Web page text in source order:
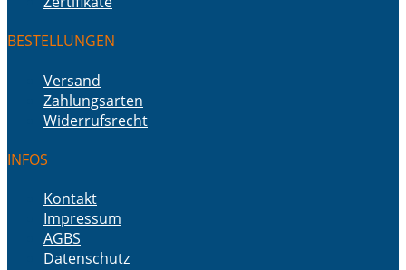
BESTELLUNGEN
Versand
Zahlungsarten
Widerrufsrecht
INFOS
Kontakt
Impressum
AGBS
Datenschutz